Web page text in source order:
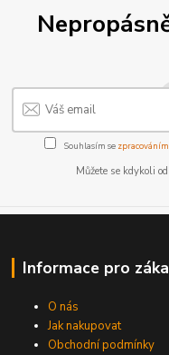
Souhlasím se
Můžete se kdykoli
Informace pro
O nás
Jak nakupovat
Obchodní podmínky